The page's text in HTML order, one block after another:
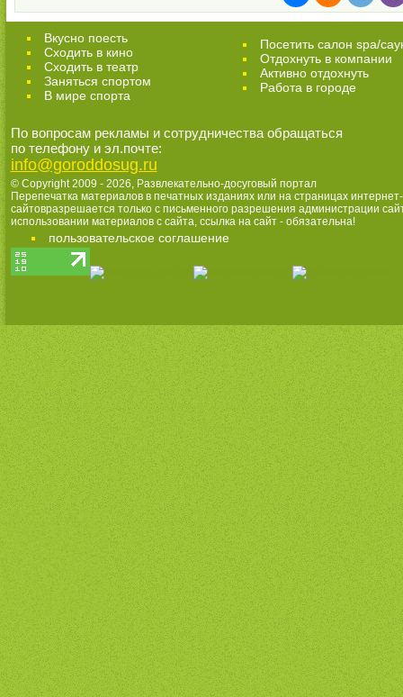
Вкусно поесть
Сходить в кино
Cходить в театр
Заняться спортом
В мире спорта
Посетить салон spa/
Отдохнуть в компании
Активно отдохнуть
Работа в городе
По вопросам рекламы и сотрудничества обращаться
по телефону и эл.почте:
info@goroddosug.ru
© Copyright 2009 - 2026, Развлекательно-досуговый портал
Перепечатка материалов в печатных изданиях или на страницах интернет-
сайтовразрешается только с письменного разрешения администрации
использовании материалов с сайта, ссылка на сайт - обязательна!
пользовательское соглашение